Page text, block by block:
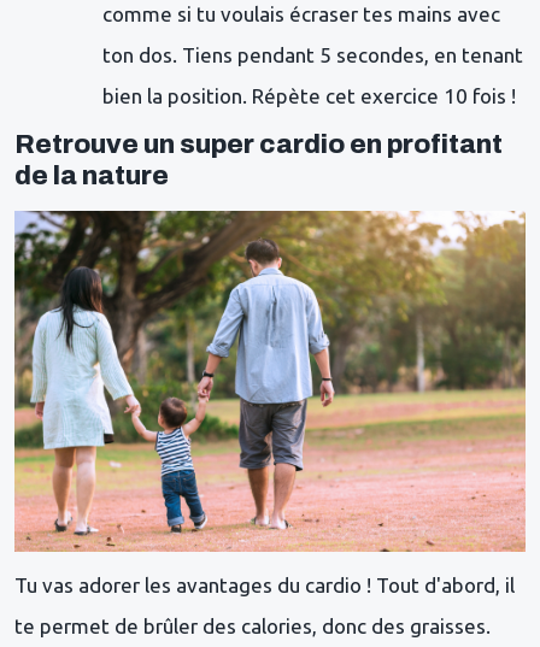
comme si tu voulais écraser tes mains avec
ton dos. Tiens pendant 5 secondes, en tenant
bien la position. Répète cet exercice 10 fois !
Retrouve un super cardio en profitant
de la nature
Tu vas adorer les avantages du cardio ! Tout d'abord, il
te permet de brûler des calories, donc des graisses.